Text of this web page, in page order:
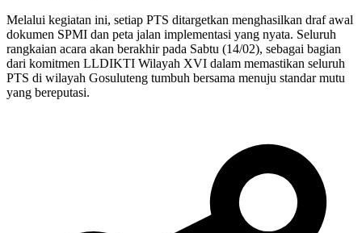
Melalui kegiatan ini, setiap PTS ditargetkan menghasilkan draf awal
dokumen SPMI dan peta jalan implementasi yang nyata. Seluruh
rangkaian acara akan berakhir pada Sabtu (14/02), sebagai bagian
dari komitmen LLDIKTI Wilayah XVI dalam memastikan seluruh
PTS di wilayah Gosuluteng tumbuh bersama menuju standar mutu
yang bereputasi.